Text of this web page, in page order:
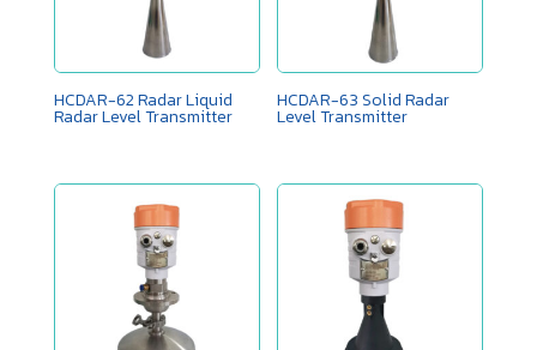
HCDAR-62 ​Radar Liquid
Radar Level Transmitter
HCDAR-63 Solid ​Radar
Level Transmitter